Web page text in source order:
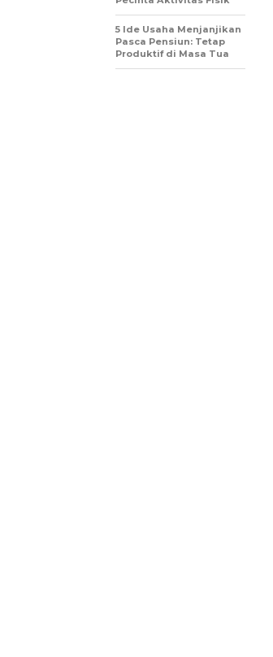
5 Ide Usaha Menjanjikan
Pasca Pensiun: Tetap
Produktif di Masa Tua